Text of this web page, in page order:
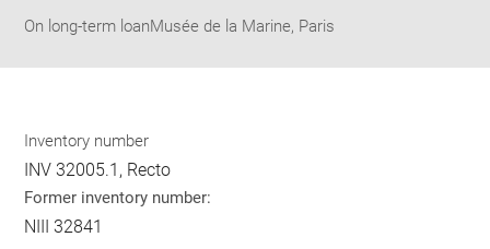
On long-term loanMusée de la Marine, Paris
Inventory number
INV 32005.1, Recto
Former inventory number:
NIII 32841